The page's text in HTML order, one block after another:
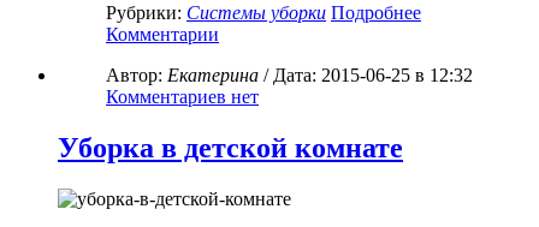
Рубрики: Системы уборки Подробнее
Комментарии
Автор: Екатерина / Дата: 2015-06-25 в 12:32
Комментариев нет
Уборка в детской комнате